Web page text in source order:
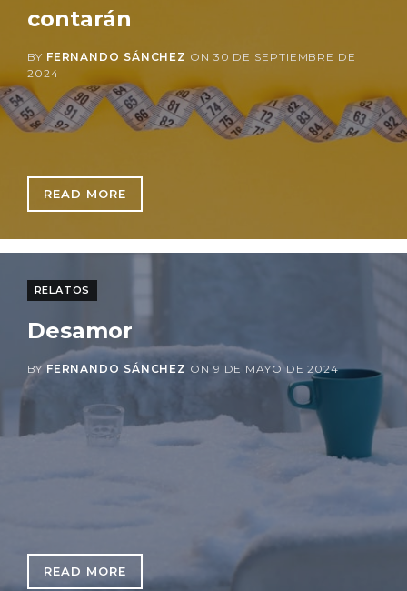
contarán
BY FERNANDO SÁNCHEZ ON 30 DE SEPTIEMBRE DE
2024
READ MORE: EQUIPOS DE ALTO RENDIMIENTO: LO QUE
RELATOS
Desamor
BY FERNANDO SÁNCHEZ ON 9 DE MAYO DE 2024
READ MORE
: DESAMOR